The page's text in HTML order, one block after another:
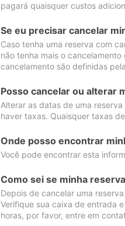
pagará quaisquer custos
Se eu precisar cancelar
Caso tenha uma reserva com
não tenha mais o
cancelamento são definidas
Posso cancelar ou alterar
Alterar as datas de uma
haver taxas. Quaisquer taxas
Onde posso encontrar
Você pode encontrar esta
Como sei se minha
Depois de cancelar uma
Verifique sua caixa de entrada
horas, por favor, entre em